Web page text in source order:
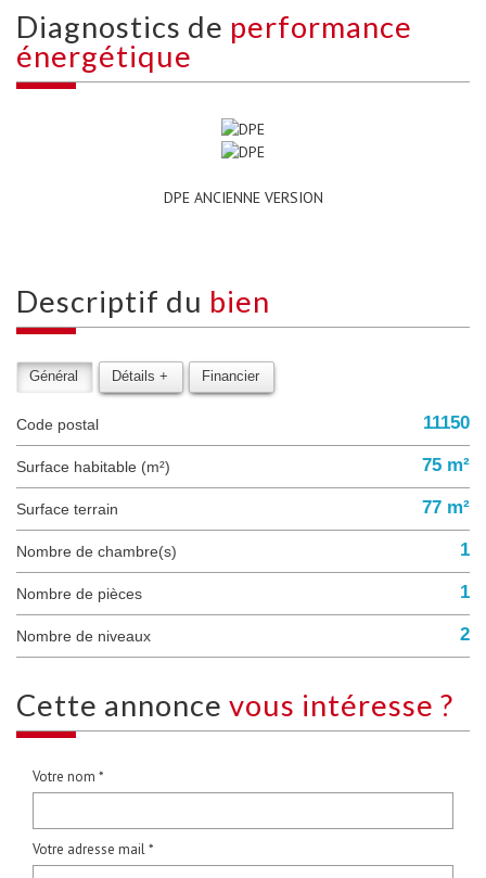
diagnostics de performance
énergétique
DPE ANCIENNE VERSION
descriptif du bien
Général Détails + Financier
Code postal 11150
Surface habitable (m²) 75 m²
surface terrain 77 m²
Nombre de chambre(s) 1
Nombre de pièces 1
Nombre de niveaux 2
cette annonce vous intéresse ?
Votre nom *
Votre adresse mail *